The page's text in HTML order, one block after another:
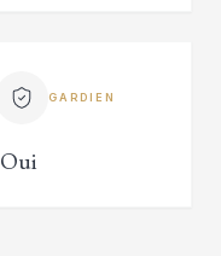
GARDIEN
Oui